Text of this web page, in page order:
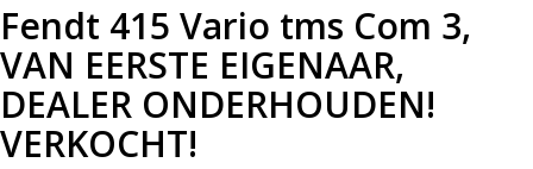
Fendt 415 Vario tms Com 3,
VAN EERSTE EIGENAAR,
DEALER ONDERHOUDEN!
VERKOCHT!